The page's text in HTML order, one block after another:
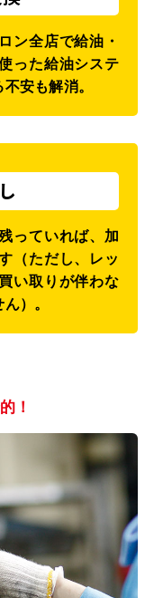
ン全店で給油・
った給油システ
安も解消。
っていれば、加
（ただし、レッ
い取りが伴わな
）。
！